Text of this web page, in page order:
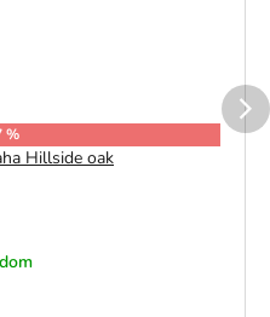
%
Hillside oak